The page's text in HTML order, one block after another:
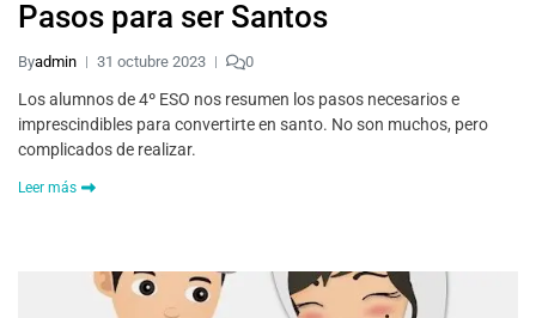
Pasos para ser Santos
Byadmin 31 octubre 2023 0
Los alumnos de 4º ESO nos resumen los pasos necesarios e
imprescindibles para convertirte en santo. No son muchos, pero
complicados de realizar.
Leer más